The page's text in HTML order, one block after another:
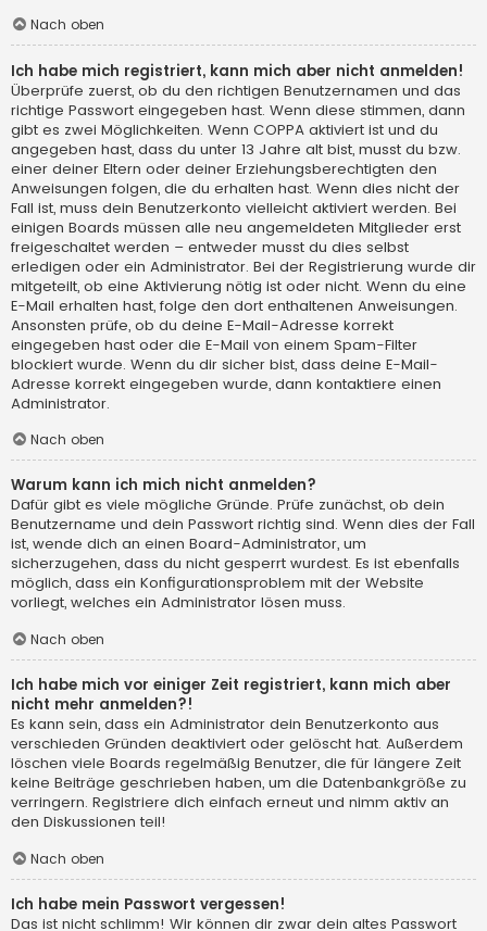
Nach oben
Ich habe mich registriert, kann mich aber nicht anmelden!
Überprüfe zuerst, ob du den richtigen Benutzernamen und das
richtige Passwort eingegeben hast. Wenn diese stimmen, dann
gibt es zwei Möglichkeiten. Wenn COPPA aktiviert ist und du
angegeben hast, dass du unter 13 Jahre alt bist, musst du bzw.
einer deiner Eltern oder deiner Erziehungsberechtigten den
Anweisungen folgen, die du erhalten hast. Wenn dies nicht der
Fall ist, muss dein Benutzerkonto vielleicht aktiviert werden. Bei
einigen Boards müssen alle neu angemeldeten Mitglieder erst
freigeschaltet werden – entweder musst du dies selbst
erledigen oder ein Administrator. Bei der Registrierung wurde dir
mitgeteilt, ob eine Aktivierung nötig ist oder nicht. Wenn du eine
E-Mail erhalten hast, folge den dort enthaltenen Anweisungen.
Ansonsten prüfe, ob du deine E-Mail-Adresse korrekt
eingegeben hast oder die E-Mail von einem Spam-Filter
blockiert wurde. Wenn du dir sicher bist, dass deine E-Mail-
Adresse korrekt eingegeben wurde, dann kontaktiere einen
Administrator.
Nach oben
Warum kann ich mich nicht anmelden?
Dafür gibt es viele mögliche Gründe. Prüfe zunächst, ob dein
Benutzername und dein Passwort richtig sind. Wenn dies der Fall
ist, wende dich an einen Board-Administrator, um
sicherzugehen, dass du nicht gesperrt wurdest. Es ist ebenfalls
möglich, dass ein Konfigurationsproblem mit der Website
vorliegt, welches ein Administrator lösen muss.
Nach oben
Ich habe mich vor einiger Zeit registriert, kann mich aber
nicht mehr anmelden?!
Es kann sein, dass ein Administrator dein Benutzerkonto aus
verschieden Gründen deaktiviert oder gelöscht hat. Außerdem
löschen viele Boards regelmäßig Benutzer, die für längere Zeit
keine Beiträge geschrieben haben, um die Datenbankgröße zu
verringern. Registriere dich einfach erneut und nimm aktiv an
den Diskussionen teil!
Nach oben
Ich habe mein Passwort vergessen!
Das ist nicht schlimm! Wir können dir zwar dein altes Passwort